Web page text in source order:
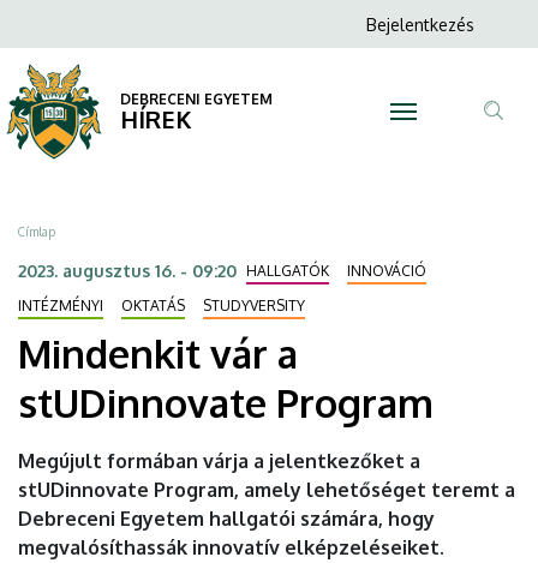
vár
a
stUDinnovate
Program
DEBRECENI
EGYETEM
a
tartalomra
Anonim
menüje
Bejelentkezés
DEBRECENI EGYETEM
HÍREK
Morzsa
Címlap
2023. augusztus 16. - 09:20 HALLGATÓK
INNOVÁCIÓ
INTÉZMÉNYI
OKTATÁS STUDYVERSITY
Mindenkit vár a
stUDinnovate Program
Megújult formában várja a jelentkezőket a
stUDinnovate Program, amely lehetőséget teremt a
Debreceni Egyetem hallgatói számára, hogy
megvalósíthassák innovatív elképzeléseiket.